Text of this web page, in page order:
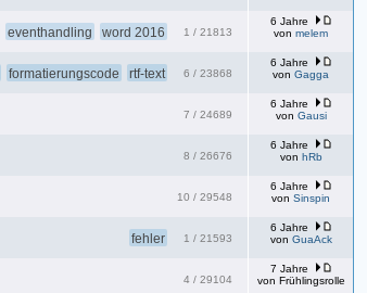
1 / 21813
eventhandling word 2016
6 Jahre
von melem
6 / 23868
formatierungscode rtf-text
6 Jahre
von Gagga
7 / 24689
6 Jahre
von Gausi
8 / 26676
6 Jahre
von hRb
10 / 29548
6 Jahre
von Sinspin
1 / 21593
fehler
6 Jahre
von GuaAck
4 / 29104
7 Jahre
von Frühlingsrolle